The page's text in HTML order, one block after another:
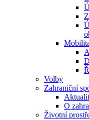
Volby
Zahraniční
O
Životní